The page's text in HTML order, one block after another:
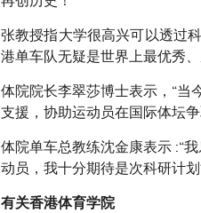
张教授指大学很高兴可以透过
港单车队无疑是世界上最优秀
体院院长李翠莎博士表示，“
支援，协助运动员在国际体坛
体院单车总教练沈金康表示 :“
动员，我十分期待是次科研计
有关香港体育学院